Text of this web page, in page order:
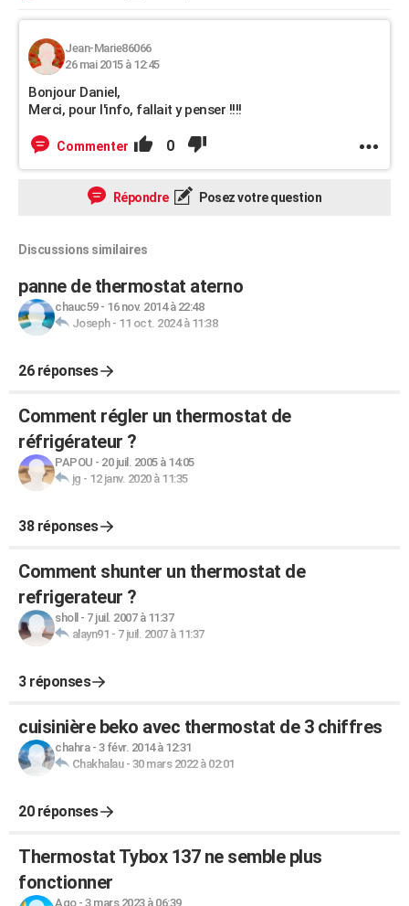
Jean-Marie86066
26 mai 2015 à 12:45
Bonjour Daniel,
Merci, pour l'info, fallait y penser !!!!
Commenter 0
Répondre Posez votre question
Discussions similaires
panne de thermostat aterno
chauc59- 16 nov. 2014 à 22:48
Joseph- 11 oct. 2024 à 11:38
26 réponses
Comment régler un thermostat de
réfrigérateur ?
PAPOU - 20 juil. 2005 à 14:05
jg - 12 janv. 2020 à 11:35
38 réponses
Comment shunter un thermostat de
refrigerateur ?
sholl- 7 juil. 2007 à 11:37
alayn91 - 7 juil. 2007 à 11:37
3 réponses
cuisinière beko avec thermostat de 3 chiffres
chahra- 3 févr. 2014 à 12:31
Chakhalau- 30 mars 2022 à 02:01
20 réponses
Thermostat Tybox 137 ne semble plus
fonctionner
Ago- 3 mars 2023 à 06:39